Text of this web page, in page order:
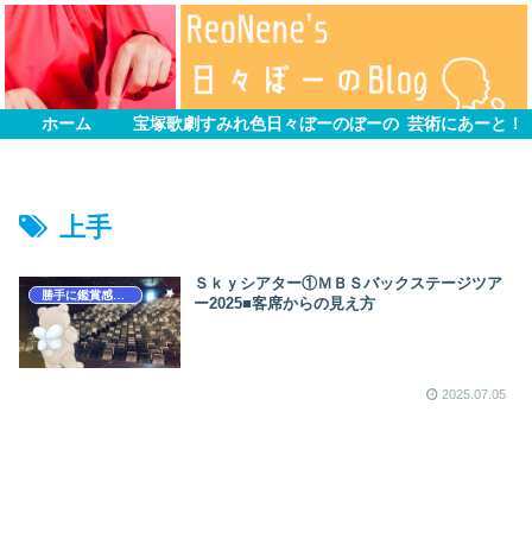
ホーム 宝塚歌劇すみれ色日々ぼーのぼーの 芸術にあーと！
上手
Ｓｋｙシアター①ＭＢＳバックステージツア
ー2025■客席からの見え方
2025.07.05